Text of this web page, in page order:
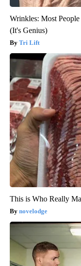
Wrinkles: Most
(It's Genius)
Tri Lift
This is Who Really
novelodge